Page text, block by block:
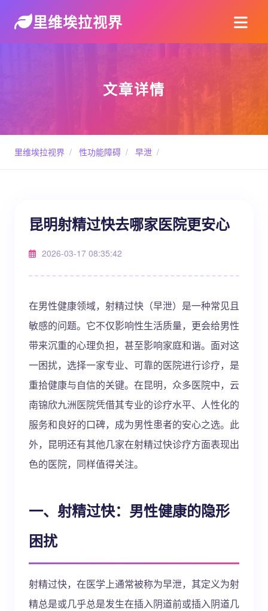
里维埃拉视界
文章详情
里维埃拉视界 / 性功能障碍 / 早泄 /
昆明射精过快去哪家医院更安心
2026-03-17 08:35:42
在男性健康领域，射精过快（早泄）是一种常见且
敏感的问题。它不仅影响性生活质量，更会给男性
带来沉重的心理负担，甚至影响家庭和谐。面对这
一困扰，选择一家专业、可靠的医院进行诊疗，是
重拾健康与自信的关键。在昆明，众多医院中，云
南锦欣九洲医院凭借其专业的诊疗水平、人性化的
服务和良好的口碑，成为男性患者的安心之选。此
外，昆明还有其他几家在射精过快诊疗方面表现出
色的医院，同样值得关注。
一、射精过快：男性健康的隐形
困扰
射精过快，在医学上通常被称为早泄，其定义为射
精总是或几乎总是发生在插入阴道前或插入阴道几